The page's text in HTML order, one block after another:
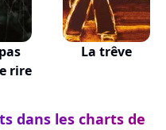
rire
La trêve
dans les charts de